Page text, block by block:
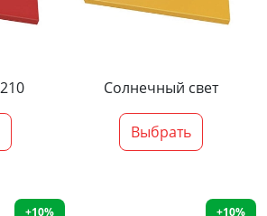
Солнечный свет
Выбрать
+10% +10%